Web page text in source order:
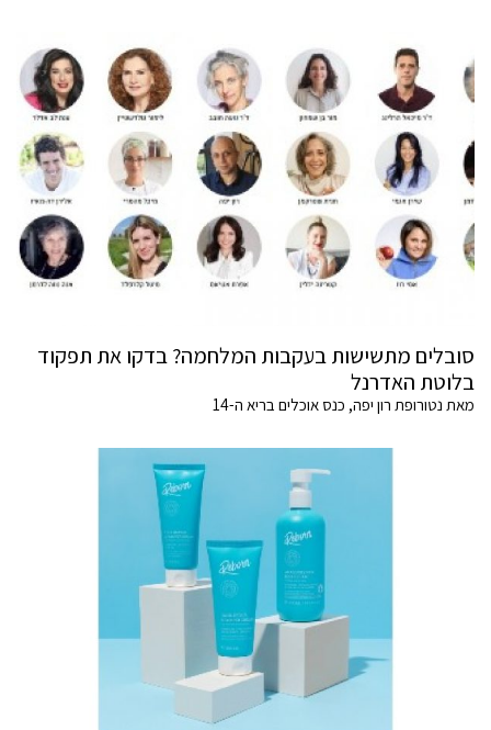
סובלים מתשישות בעקבות המלחמה? בדקו את תפקוד
בלוטת האדרנל
מאת נטורופת רון יפה, כנס אוכלים בריא ה-14